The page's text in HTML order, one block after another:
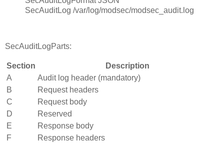
SecAuditLog /var/log/modsec/modsec_audit.log
SecAuditLogParts:
Section
Description
A
Audit log header (mandatory)
B
Request headers
C
Request body
D
Reserved
E
Response body
F
Response headers